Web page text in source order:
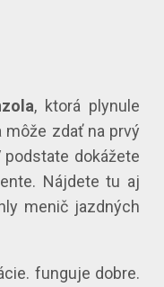
, ktorá plynule
zdať na prvý
podstate dokážete
Nájdete tu aj
menič jazdných
funguje dobre.